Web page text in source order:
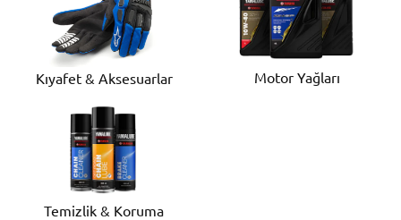
Kıyafet & Aksesuarlar Motor Yağları
Temizlik & Koruma